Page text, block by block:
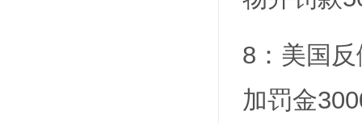
8：美国
加罚金